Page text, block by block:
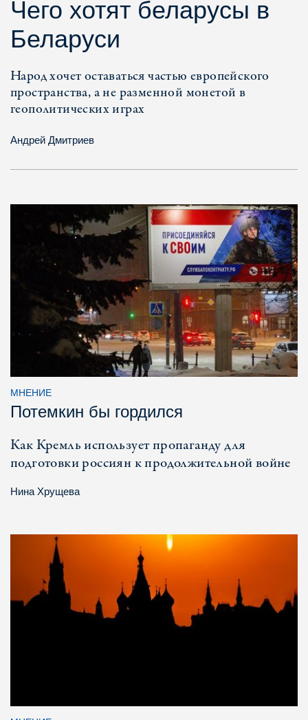
Чего хотят беларусы в
Беларуси
Народ хочет оставаться частью европейского
пространства, а не разменной монетой в
геополитических играх
Андрей Дмитриев
МНЕНИЕ
Потемкин бы гордился
Как Кремль использует пропаганду для
подготовки россиян к продолжительной войне
Нина Хрущева